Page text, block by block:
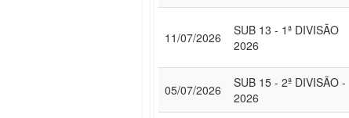
11/07/2026
SUB 13 - 1ª DIVISÃO
2026
05/07/2026
SUB 15 - 2ª DIVISÃO -
2026